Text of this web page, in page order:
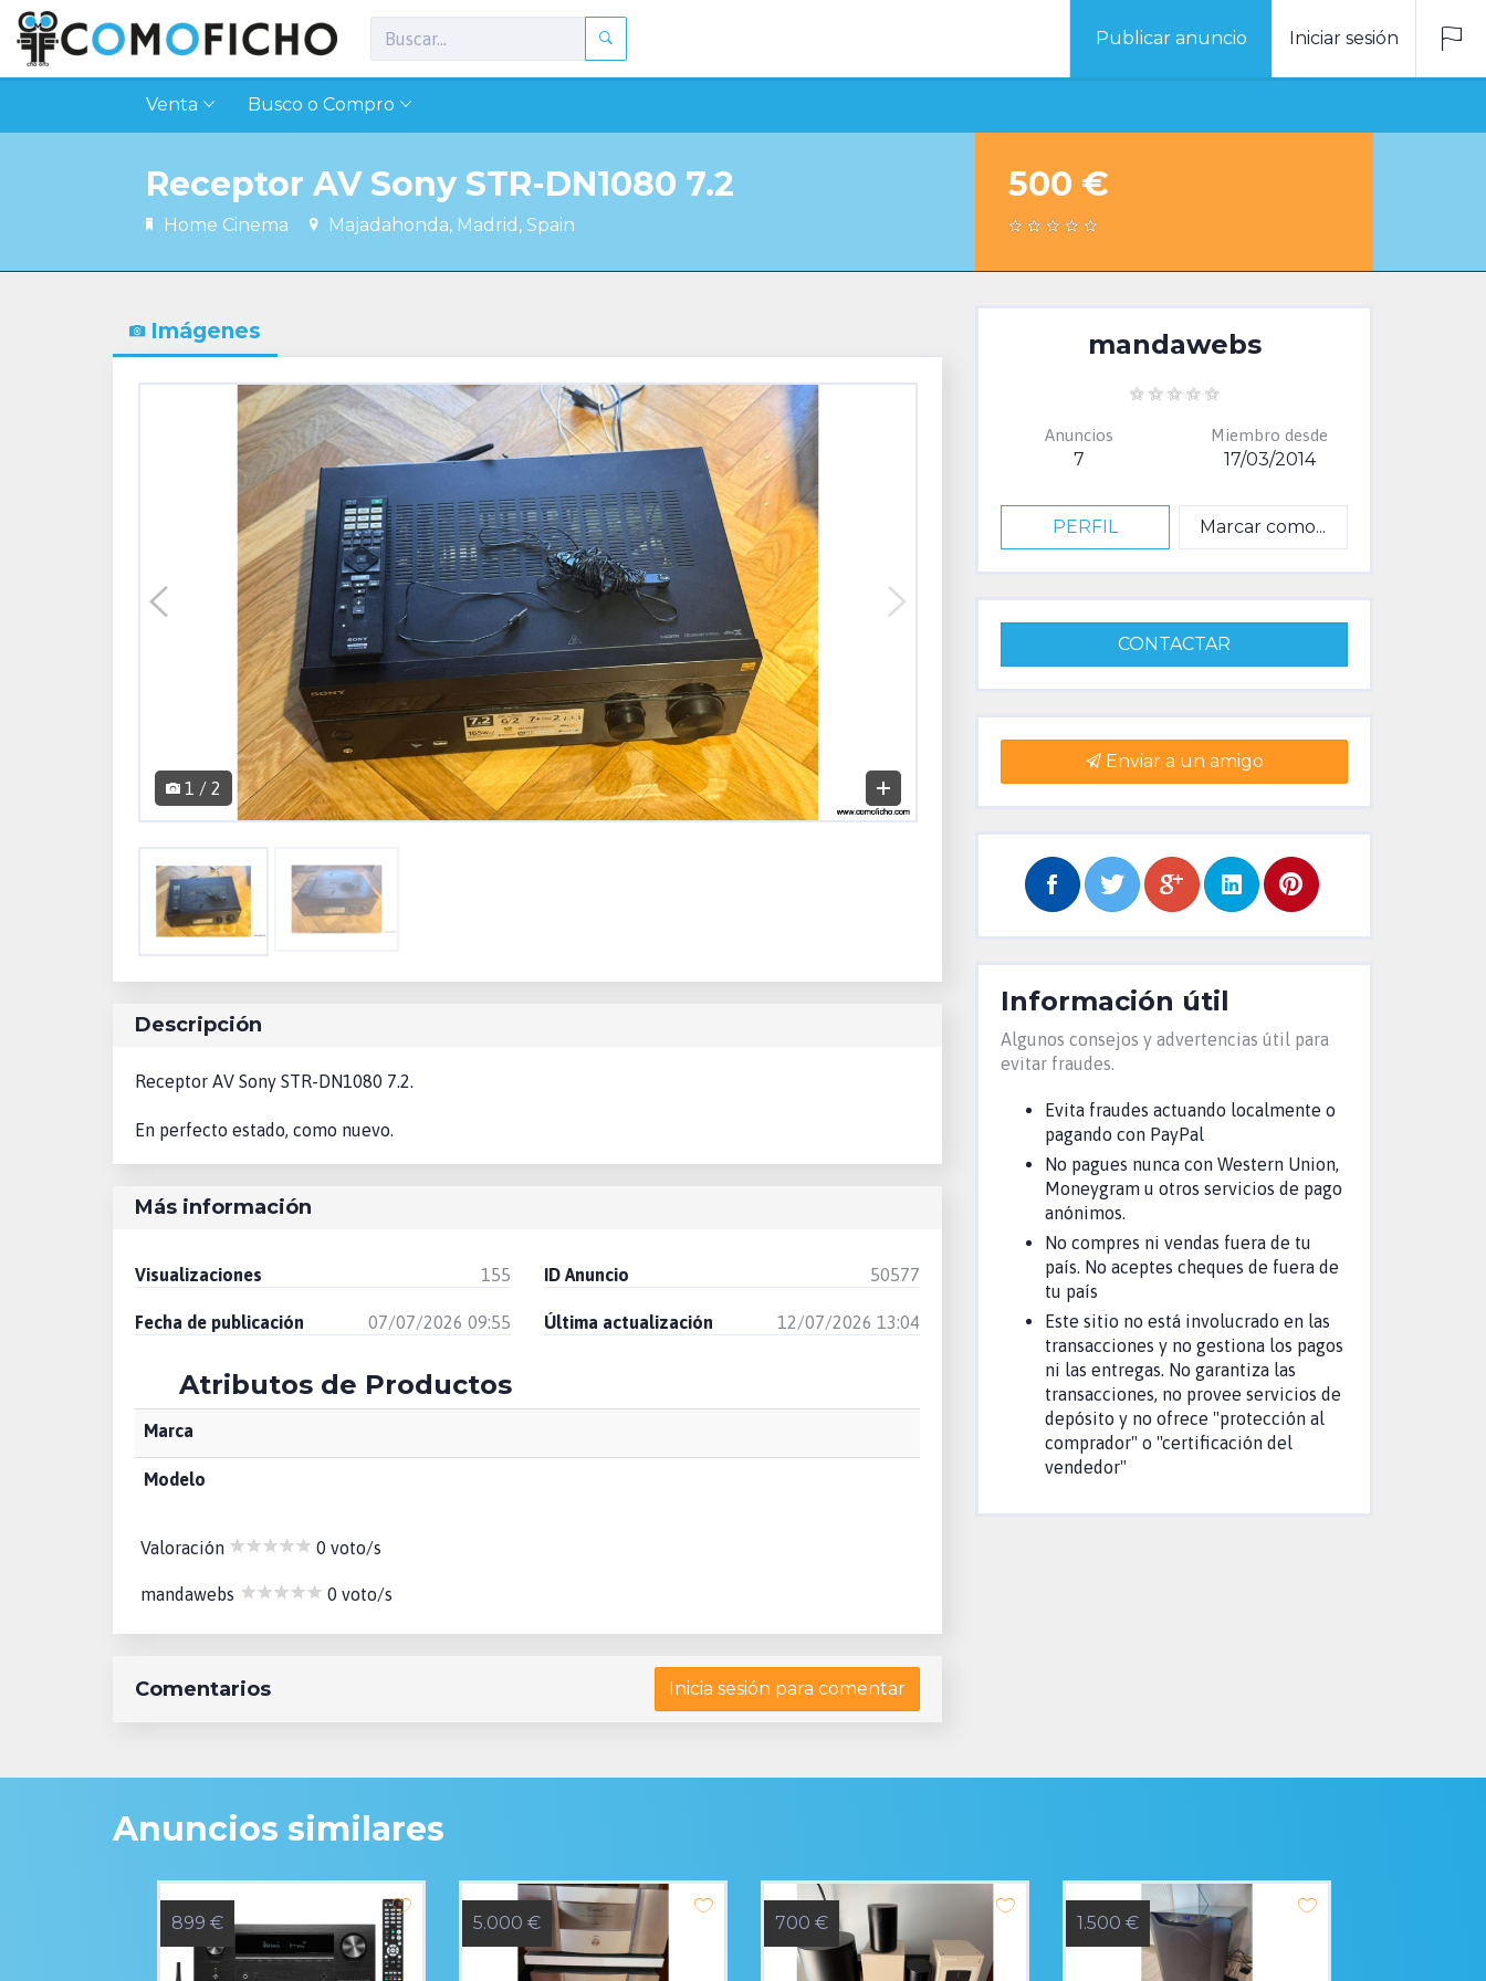
Publicar anuncio Iniciar sesión
Venta Busco o Compro
Receptor AV Sony STR-DN1080 7.2
Home Cinema Majadahonda, Madrid, Spain
500 €
Imágenes
1 / 2
mandawebs
Anuncios
7
Miembro desde
17/03/2014
PERFIL Marcar como...
CONTACTAR
Enviar a un amigo
Información útil
Algunos consejos y advertencias útil para
evitar fraudes.
Evita fraudes actuando localmente o
pagando con PayPal
No pagues nunca con Western Union,
Moneygram u otros servicios de pago
anónimos.
No compres ni vendas fuera de tu
país. No aceptes cheques de fuera de
tu país
Este sitio no está involucrado en las
transacciones y no gestiona los pagos
ni las entregas. No garantiza las
transacciones, no provee servicios de
depósito y no ofrece "protección al
comprador" o "certificación del
vendedor"
Descripción
Receptor AV Sony STR-DN1080 7.2.
En perfecto estado, como nuevo.
Más información
Visualizaciones 155 ID Anuncio 50577
Fecha de publicación 07/07/2026 09:55 Última actualización 12/07/2026 13:04
Atributos de Productos
Marca
Modelo
Valoración 0 voto/s
mandawebs 0 voto/s
Inicia sesión para comentar
Comentarios
Anuncios similares
899 € 5.000 € 700 € 1.500 €